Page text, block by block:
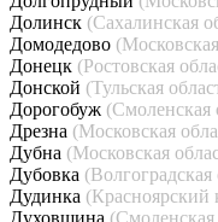
Долинск (Сахалинская
Домодедово
Донецк (Ростовская
Донской (Тульская
Дорогобуж (Смоленская
Дрезна (Московская
Дубна (Московская
Дубовка (Волгоградская
Дудинка (Красноярский